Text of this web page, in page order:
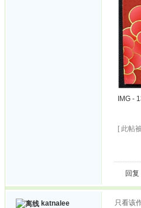
IMG -
[ 此帖
回复
katnalee 只看该